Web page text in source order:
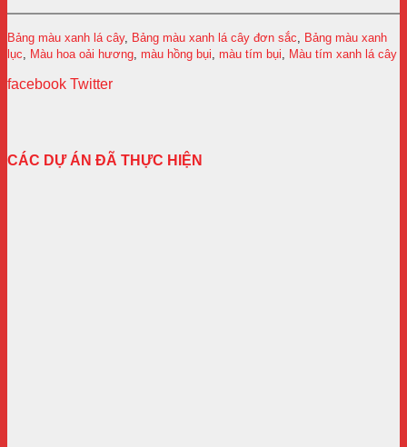
Bảng màu xanh lá cây, Bảng màu xanh lá cây đơn sắc, Bảng màu xanh
lục, Màu hoa oải hương, màu hồng bụi, màu tím bụi, Màu tím xanh lá cây
facebook Twitter
CÁC DỰ ÁN ĐÃ THỰC HIỆN